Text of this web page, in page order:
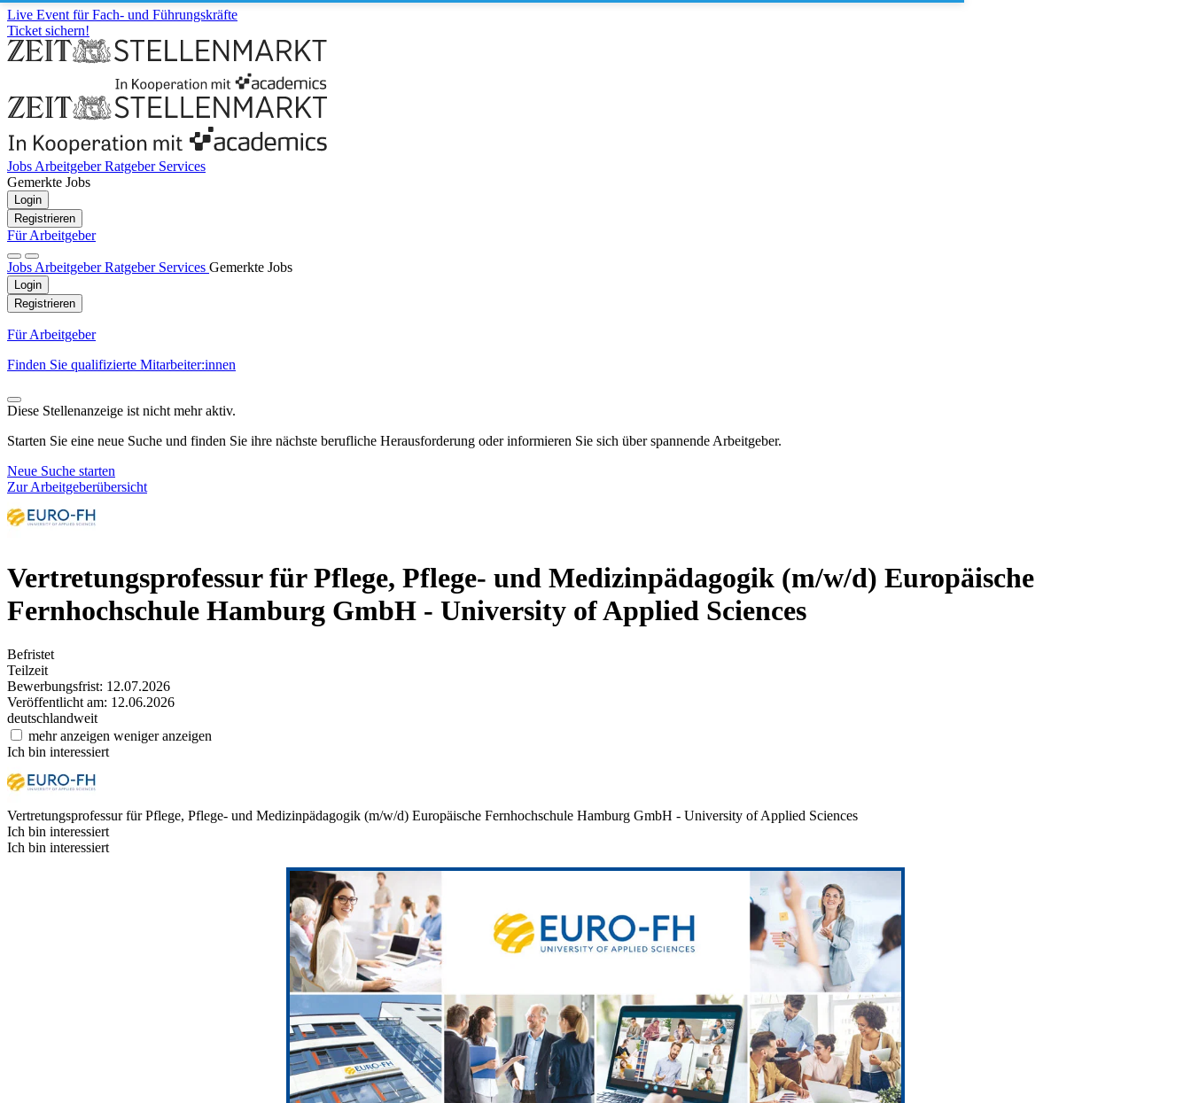
Live Event für Fach- und Führungskräfte
Ticket sichern!
Jobs ArbeitgeberRatgeber Services
Gemerkte Jobs
Login
Registrieren
Für Arbeitgeber
Jobs ArbeitgeberRatgeber Services Gemerkte Jobs
Login
Registrieren
Für Arbeitgeber
Finden Sie qualifizierte Mitarbeiter:innen
Diese Stellenanzeige ist nicht mehr aktiv.
Starten Sie eine neue Suche und finden Sie ihre nächste berufliche Herausforderung oder informieren Sie sich über spannende Arbeitgeber.
Neue Suche starten
Zur Arbeitgeberübersicht
Vertretungsprofessur für Pflege, Pflege- und Medizinpädagogik (m/w/d) Europäische
Fernhochschule Hamburg GmbH - University of Applied Sciences
Befristet
Teilzeit
Bewerbungsfrist: 12.07.2026
Veröffentlicht am: 12.06.2026
deutschlandweit
mehr anzeigen weniger anzeigen
Ich bin interessiert
Vertretungsprofessur für Pflege, Pflege- und Medizinpädagogik (m/w/d) Europäische Fernhochschule Hamburg GmbH - University of Applied Sciences
Ich bin interessiert
Ich bin interessiert